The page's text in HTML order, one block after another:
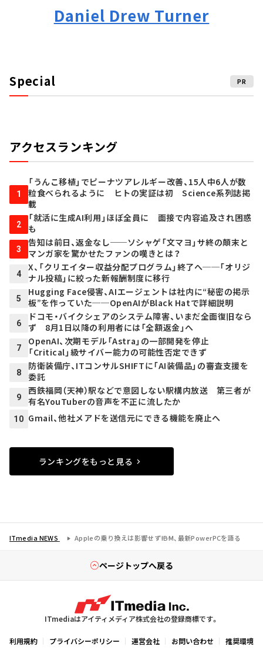
Daniel Drew Turner
Special PR
アクセスランキング
1
「うんこ移植」でピーナツアレルギー改善、15人中6人が数
粒食べられるように ヒトの実証は初 Science系列誌掲
載
2
「就活に生成AI利用」ほぼ全員に 面接で内容追及され困惑
も
3
告知は前日、返金なし──ソシャゲ「文マヨ」サ終の顛末と
マンガ家を驚かせたファンの嘆きとは？
4
X、「クリエイター収益分配プログラム」終了へ──「オリジ
ナル投稿」に絞った新報酬制度に移行
5
Hugging Face侵害、AIエージェントは社内に“秘密の掲示
板”を作っていた──OpenAIがBlack Hatで詳細説明
6
ドコモ・バイクシェアのシステム障害、いまだ全面復旧なら
ず 8月1日以降の利用者には「全額返金」へ
7
OpenAI、次期モデル「Astra」の一部開発を停止
「Critical」級サイバー能力の可能性否定できず
8
防衛装備庁、ITコンサルSHIFTに「AI装備品」の審査支援を
委託
9
西鉄福岡（天神）駅などで意図しない駅構内放送 第三者が
有名YouTuberの音声を不正に流したか
10 Gmail、他社メアドを送信元にできる機能を廃止へ
ランキングをもっと見る
ITmedia NEWS Appleの乗り換えは影響せず――IBM、最新PowerPCを語る
ページトップへ戻る
ITmediaはアイティメディア株式会社の登録商標です。
利用規約 プライバシーポリシー 運営会社 お問い合わせ 推奨環境